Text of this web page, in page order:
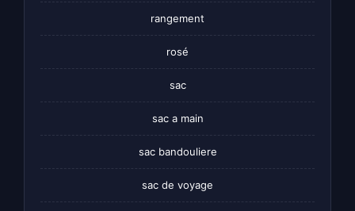
rangement
rosé
sac
sac a main
sac bandouliere
sac de voyage